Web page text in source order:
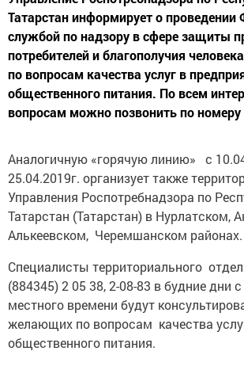
Татарстан информирует о проведении
службой по надзору в сфере защиты
потребителей и благополучия
по вопросам качества услуг в
общественного питания. По всем
вопросам можно позвонить по номеру
Аналогичную «горячую линию» с
25.04.2019г. организует также
Управления Роспотребнадзора по
Татарстан (Татарстан) в Нурлатском,
Алькеевском, Черемшанском районах.
Специалисты территориального
(884345) 2 05 38, 2-08-83 в будние дни
местного времени будут
желающих по вопросам качества
общественного питания.